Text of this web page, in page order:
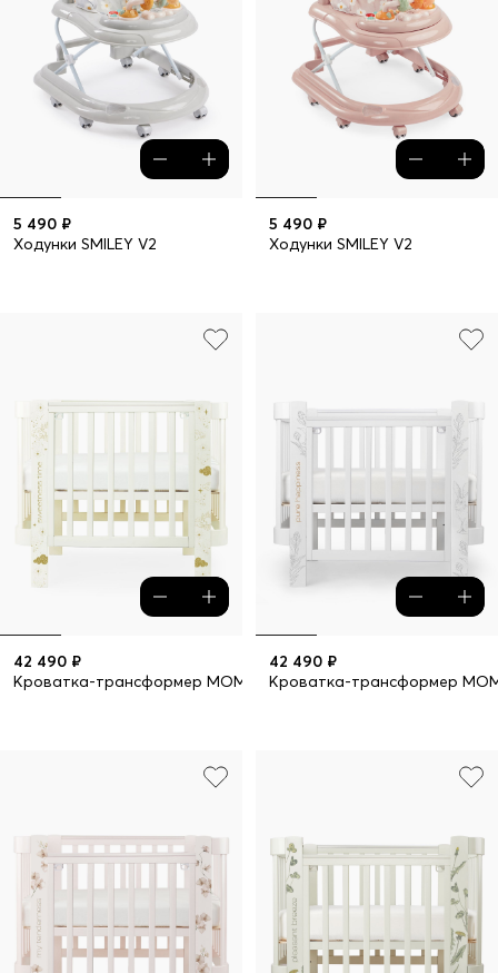
5 490 ₽
Ходунки SMILEY V2
5 490 ₽
Ходунки SMILEY V2
42 490 ₽
Кроватка-трансформер MOMMY LOVE
42 490 ₽
Кроватка-трансформер